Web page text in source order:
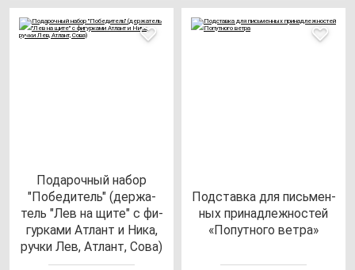
Пода­роч­ный на­бор
"Побе­ди­тель" (дер­жа­
тель "Лев на щи­те" с фи­
гур­ка­ми Атлант и Ника,
руч­ки Лев, Атлант, Сова)
Под­став­ка для пись­мен­
ных при­над­леж­нос­тей
«Попут­но­го вет­ра»